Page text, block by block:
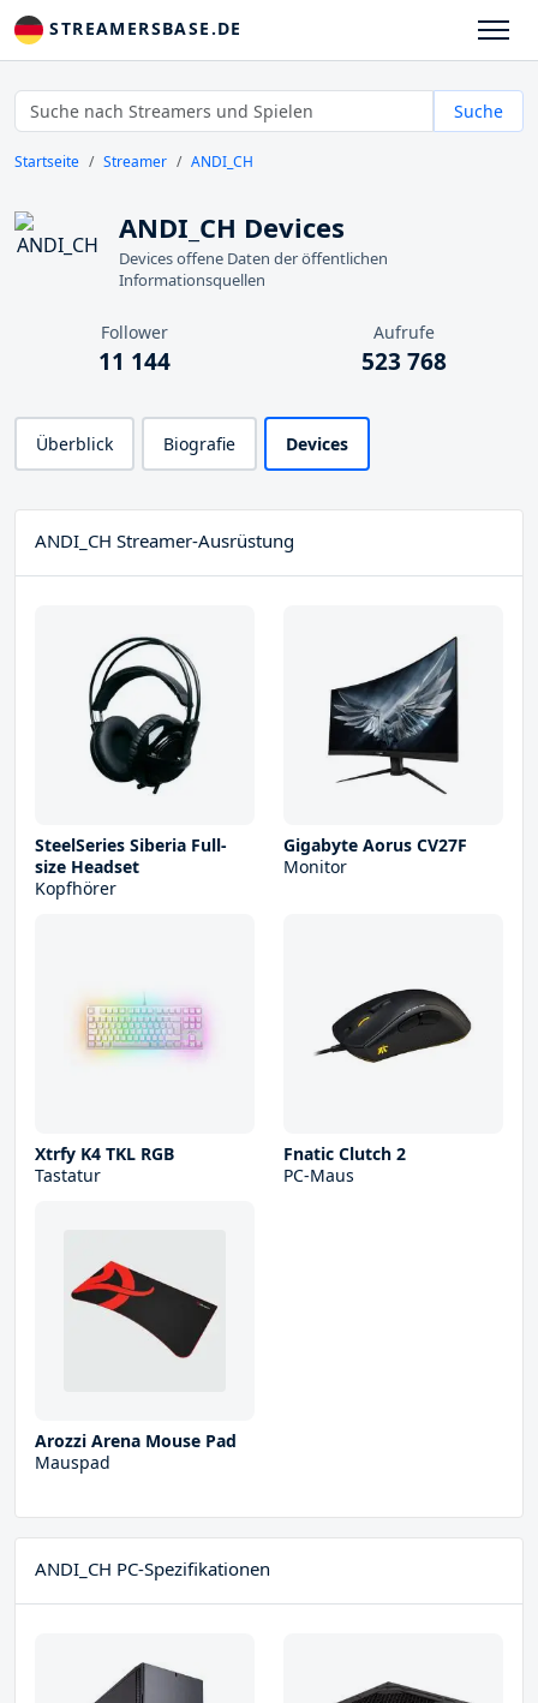
STREAMERSBASE.DE
Suche
Startseite Streamer ANDI_CH
ANDI_CH Devices
Devices offene Daten der öffentlichen
Informationsquellen
Follower
11 144
Aufrufe
523 768
Überblick Biografie Devices
ANDI_CH Streamer-Ausrüstung
SteelSeries Siberia Full-
size Headset
Kopfhörer
Gigabyte Aorus CV27F
Monitor
Xtrfy K4 TKL RGB
Tastatur
Fnatic Clutch 2
PC-Maus
Arozzi Arena Mouse Pad
Mauspad
ANDI_CH PC-Spezifikationen